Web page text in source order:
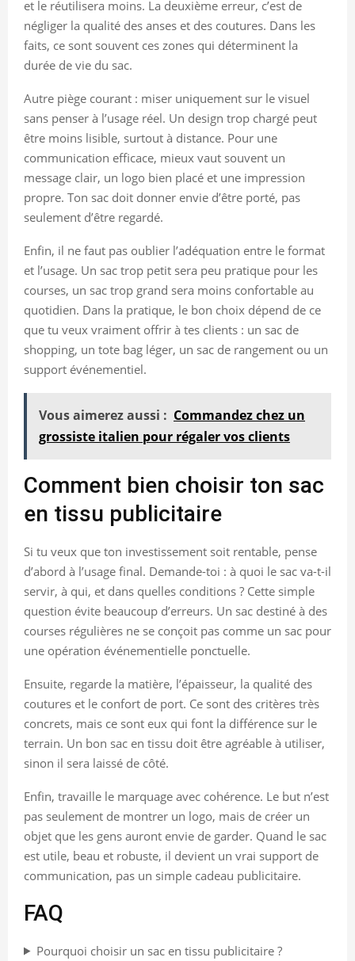
et le réutilisera moins. La deuxième erreur, c’est de
négliger la qualité des anses et des coutures. Dans les
faits, ce sont souvent ces zones qui déterminent la
durée de vie du sac.
Autre piège courant : miser uniquement sur le visuel
sans penser à l’usage réel. Un design trop chargé peut
être moins lisible, surtout à distance. Pour une
communication efficace, mieux vaut souvent un
message clair, un logo bien placé et une impression
propre. Ton sac doit donner envie d’être porté, pas
seulement d’être regardé.
Enfin, il ne faut pas oublier l’adéquation entre le format
et l’usage. Un sac trop petit sera peu pratique pour les
courses, un sac trop grand sera moins confortable au
quotidien. Dans la pratique, le bon choix dépend de ce
que tu veux vraiment offrir à tes clients : un sac de
shopping, un tote bag léger, un sac de rangement ou un
support événementiel.
Vous aimerez aussi : Commandez chez un
grossiste italien pour régaler vos clients
Comment bien choisir ton sac
en tissu publicitaire
Si tu veux que ton investissement soit rentable, pense
d’abord à l’usage final. Demande-toi : à quoi le sac va-t-il
servir, à qui, et dans quelles conditions ? Cette simple
question évite beaucoup d’erreurs. Un sac destiné à des
courses régulières ne se conçoit pas comme un sac pour
une opération événementielle ponctuelle.
Ensuite, regarde la matière, l’épaisseur, la qualité des
coutures et le confort de port. Ce sont des critères très
concrets, mais ce sont eux qui font la différence sur le
terrain. Un bon sac en tissu doit être agréable à utiliser,
sinon il sera laissé de côté.
Enfin, travaille le marquage avec cohérence. Le but n’est
pas seulement de montrer un logo, mais de créer un
objet que les gens auront envie de garder. Quand le sac
est utile, beau et robuste, il devient un vrai support de
communication, pas un simple cadeau publicitaire.
FAQ
Pourquoi choisir un sac en tissu publicitaire ?